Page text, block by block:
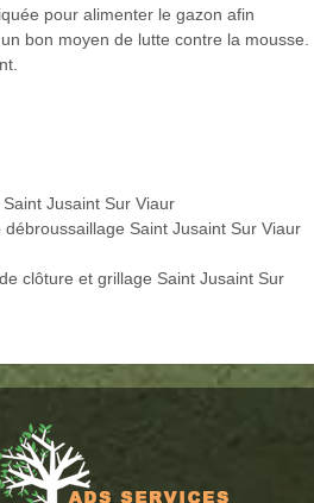
pour alimenter le gazon afin
bon moyen de lutte contre la mousse.
Jusaint Sur Viaur
débroussaillage Saint Jusaint Sur Viaur
clôture et grillage Saint Jusaint Sur